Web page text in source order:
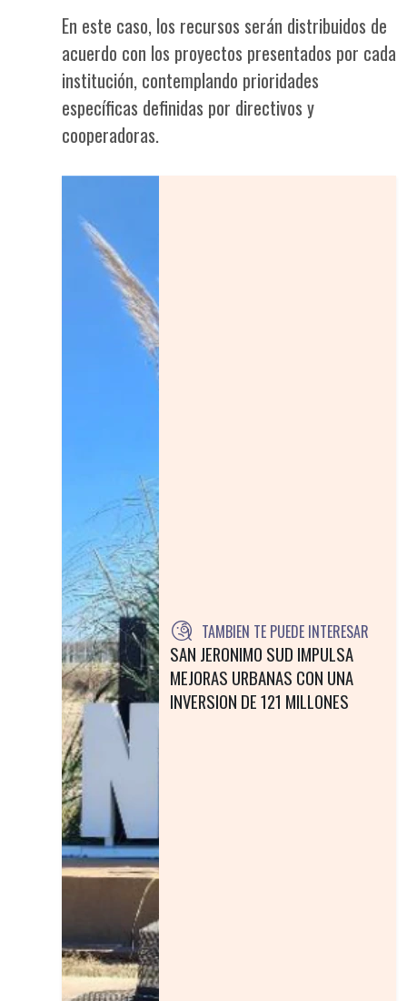
En este caso, los recursos serán distribuidos de
acuerdo con los proyectos presentados por cada
institución, contemplando prioridades
específicas definidas por directivos y
cooperadoras.
TAMBIEN TE PUEDE INTERESAR
SAN JERONIMO SUD IMPULSA
MEJORAS URBANAS CON UNA
INVERSION DE 121 MILLONES